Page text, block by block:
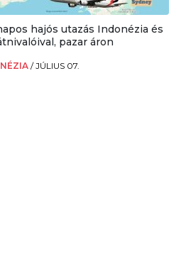
hajós utazás Indonézia és
pazar áron
/JÚLIUS 07.